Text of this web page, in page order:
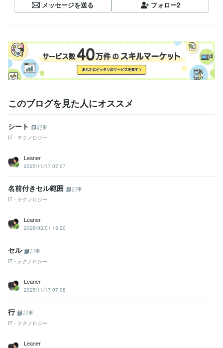
メッセージを送る
フォロー2
このブログを見た人にオススメ
シート
記事
IT・テクノロジー
Leaner
2025/11/17 07:07
名前付きセル範囲
記事
IT・テクノロジー
Leaner
2026/03/01 13:20
セル
記事
IT・テクノロジー
Leaner
2025/11/17 07:08
行
記事
IT・テクノロジー
Leaner